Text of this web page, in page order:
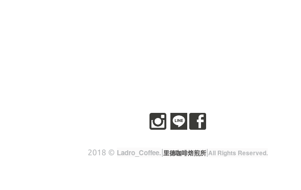
2018 © Ladro_Coffee.|里德咖啡焙煎所|All Rights Reserved.